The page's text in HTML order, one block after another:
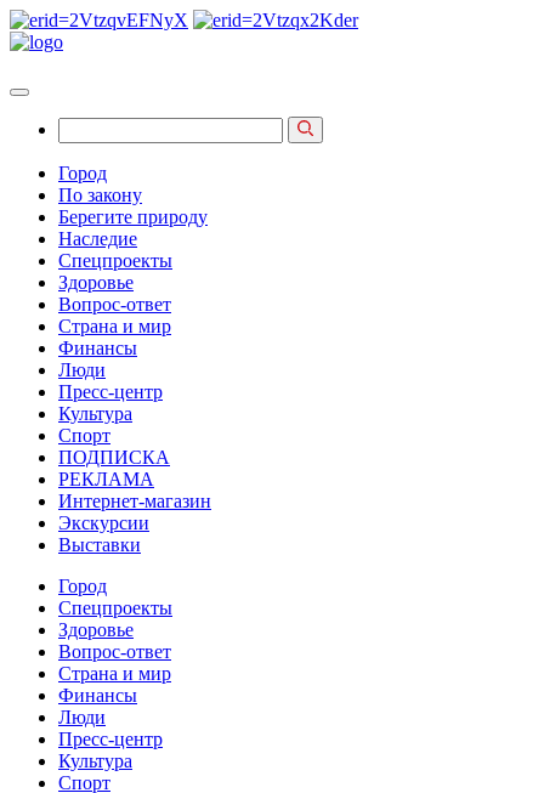
Город
По закону
Берегите природу
Наследие
Спецпроекты
Здоровье
Вопрос-ответ
Страна и мир
Финансы
Люди
Пресс-центр
Культура
Спорт
ПОДПИСКА
РЕКЛАМА
Интернет-магазин
Экскурсии
Выставки
Город
Спецпроекты
Здоровье
Вопрос-ответ
Страна и мир
Финансы
Люди
Пресс-центр
Культура
Спорт